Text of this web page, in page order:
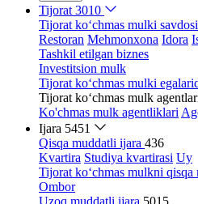
Tijorat 3010
Tijorat ko‘chmas mulki savdosi
Restoran Mehmonxona Idora
Tashkil etilgan biznes
Investitsion mulk
Tijorat ko‘chmas mulki
Tijorat ko‘chmas mulk
Ko'chmas mulk agentliklari
Ijara 5451
Qisqa muddatli ijara 436
Kvartira Studiya kvartirasi Uy
Tijorat ko‘chmas mulkni qisqa
Ombor
Uzoq muddatli ijara 5015